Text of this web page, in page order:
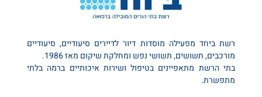
רשת ביחד מפעילה מוסדות דיור לדיירים סיעודיים, סיעודיים
מורכבים, תשושים, תשושי נפש ומחלקת שיקום מאז 1986.
בתי הרשת מתאפיינים בטיפול ושירות איכותיים ברמה בלתי
מתפשרת.